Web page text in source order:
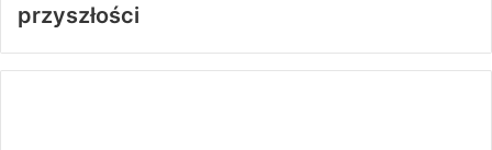
przyszłości